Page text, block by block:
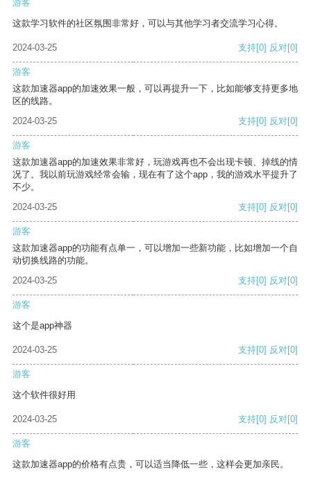
游客
这款学习软件的社区氛围非常好，可以与其他学习者交流学习心得。
2024-03-25 支持[0] 反对[0]
游客
这款加速器app的加速效果一般，可以再提升一下，比如能够支持更多地
区的线路。
2024-03-25
支持[0] 反对[0]
游客
这款加速器app的加速效果非常好，玩游戏再也不会出现卡顿、掉线的情
况了。我以前玩游戏经常会输，现在有了这个app，我的游戏水平提升了
不少。
2024-03-25
支持[0] 反对[0]
游客
这款加速器app的功能有点单一，可以增加一些新功能，比如增加一个自
动切换线路的功能。
2024-03-25
支持[0] 反对[0]
游客
这个是app神器
2024-03-25 支持[0] 反对[0]
游客
这个软件很好用
2024-03-25 支持[0] 反对[0]
游客
这款加速器app的价格有点贵，可以适当降低一些，这样会更加亲民。